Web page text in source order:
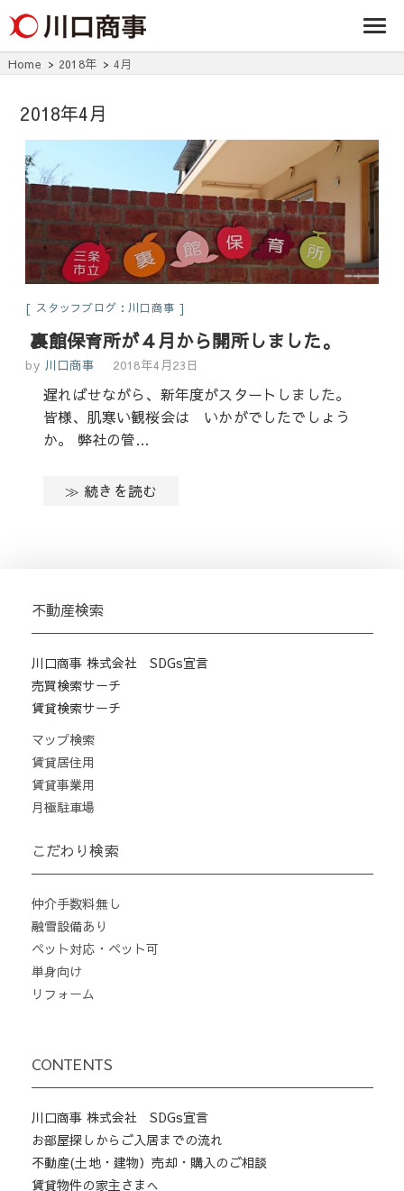
事株式
会社
アパート・マンシ
ョン・マンショ
ン・店舗・事務所
は川口商事株式会
Home 2018年 4月
2018年4月
スタッフブログ：川口商事
裏館保育所が４月から開所しました。
by 川口商事 2018年4月23日
遅ればせながら、新年度がスタートしました。
皆様、肌寒い観桜会は いかがでしたでしょう
か。 弊社の管…
≫ 続きを読む
不動産検索
川口商事 株式会社 SDGs宣言
売買検索サーチ
賃貸検索サーチ
マップ検索
賃貸居住用
賃貸事業用
月極駐車場
こだわり検索
仲介手数料無し
融雪設備あり
ペット対応・ペット可
単身向け
リフォーム
CONTENTS
川口商事 株式会社 SDGs宣言
お部屋探しからご入居までの流れ
不動産(土地・建物）売却・購入のご相談
賃貸物件の家主さまへ